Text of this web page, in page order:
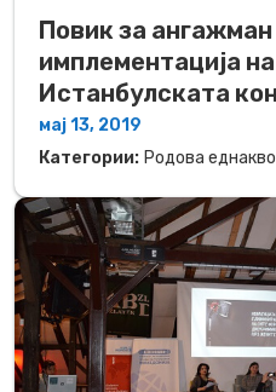
Повик за
имплементација
Истанбулската
мај 13, 2019
Категории: Родова